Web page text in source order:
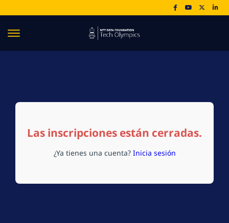
Las inscripciones están cerradas.
¿Ya tienes una cuenta? Inicia sesión